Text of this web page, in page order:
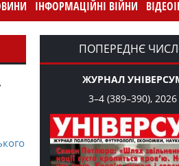
ІНФОРМАЦІЙНІ ВІЙНИ
ПОПЕРЕДНЄ
ЖУРНАЛ
3–4 (389–390), 2026